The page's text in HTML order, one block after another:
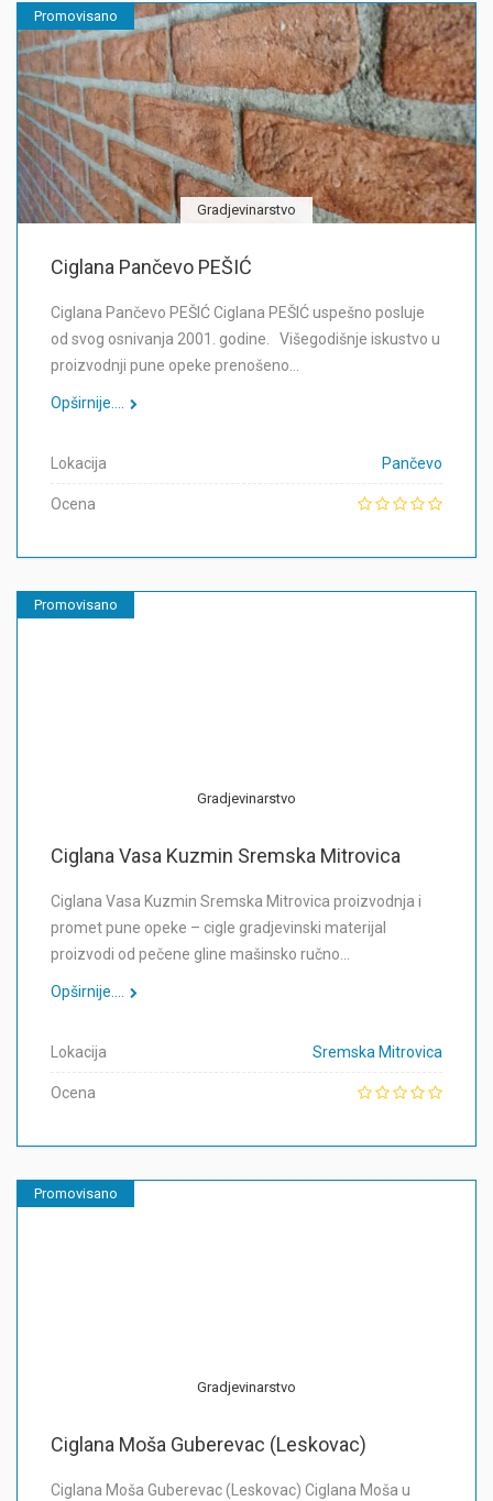
Promovisano
Gradjevinarstvo
Ciglana Pančevo PEŠIĆ
Ciglana Pančevo PEŠIĆ Ciglana PEŠIĆ uspešno posluje
od svog osnivanja 2001. godine. Višegodišnje iskustvo u
proizvodnji pune opeke prenošeno…
Opširnije....
Lokacija Pančevo
Ocena
Promovisano
Gradjevinarstvo
Ciglana Vasa Kuzmin Sremska Mitrovica
Ciglana Vasa Kuzmin Sremska Mitrovica proizvodnja i
promet pune opeke – cigle gradjevinski materijal
proizvodi od pečene gline mašinsko ručno…
Opširnije....
Lokacija Sremska Mitrovica
Ocena
Promovisano
Gradjevinarstvo
Ciglana Moša Guberevac (Leskovac)
Ciglana Moša Guberevac (Leskovac) Ciglana Moša u